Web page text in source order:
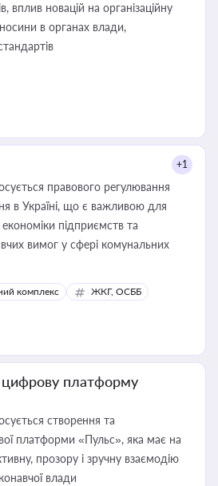
вплив новацій на організаційну
в органах влади,
+1
правового регулювання
в Україні, що є важливою для
підприємств та
вимог у сфері комунальних
комплекс ЖКГ, ОСББ
цифрову платформу
створення та
платформи «Пульс», яка має на
прозору і зручну взаємодію
влади